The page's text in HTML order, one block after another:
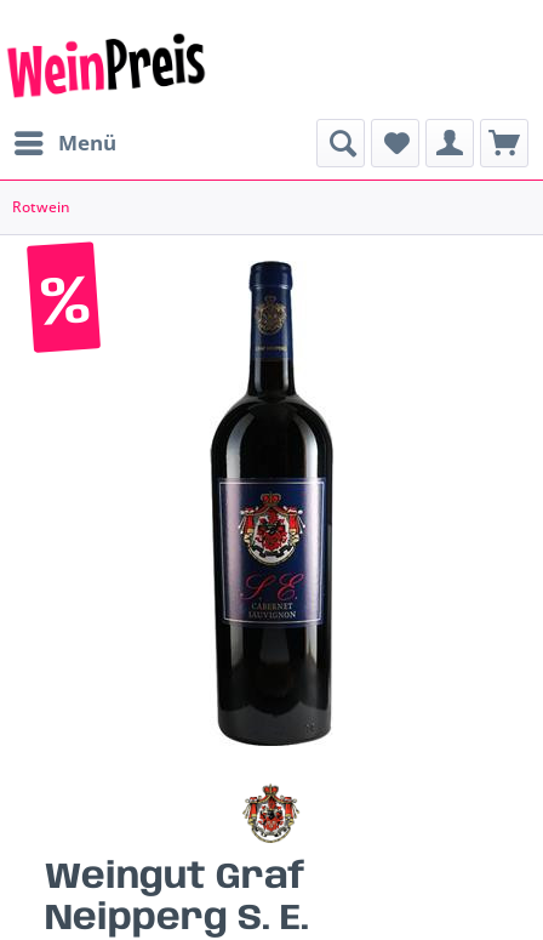
Menü
Rotwein
Weingut Graf
Neipperg S. E.